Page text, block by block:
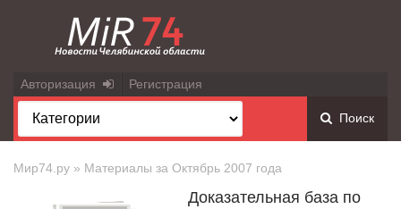
Авторизация Регистрация
Поиск
Мир74.ру » Материалы за Октябрь 2007 года
Доказательная база по